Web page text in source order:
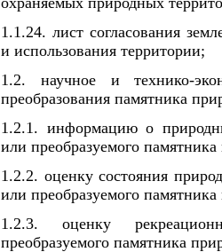
1.1.24. лист согласования
и использования территории;
1.2. научное и технико-
преобразования памятника
1.2.1. информацию о
или преобразуемого
1.2.2. оценку состояния
или преобразуемого
1.2.3. оценку
преобразуемого памятника